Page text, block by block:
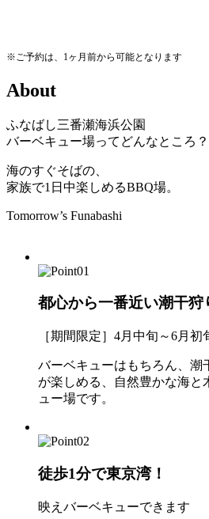
※ご予約は、1ヶ月前から可能となります
About
ふなばし三番瀬海浜公園
バーベキュー場ってどんなところ？
海のすぐそばの、
家族で1日中楽しめるBBQ場。
Tomorrow’s Funabashi
都心から一番近い潮干狩
［期間限定］4月中旬～6月初
バーベキューはもちろん、潮
が楽しめる、自然豊かな海と
ュー場です。
徒歩1分で東京湾！
映えバーベキューできます